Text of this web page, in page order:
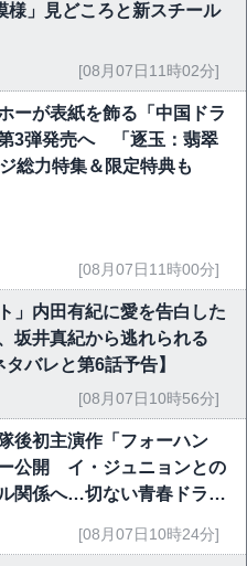
様」見どころと新スチール
[08月07日11時02分]
ーが表紙を飾る「中国ドラ
3弾発売へ 「逐玉：翡翠
総力特集＆限定特典も
[08月07日11時00分]
」内田有紀に愛を告白した
坂井真紀から逃れられる
バレと第6話予告】
[08月07日10時56分]
後初主演作「フォーハン
公開 イ・ジュニョンとの
関係へ…切ない青春ドラマ
[08月07日10時24分]